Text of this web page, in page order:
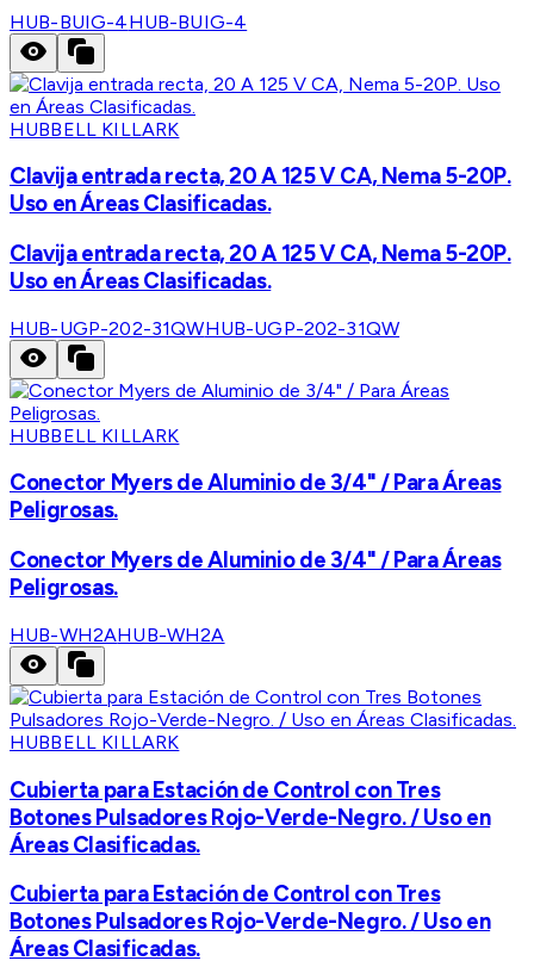
HUB-BUIG-4HUB-BUIG-4
HUBBELL KILLARK
Clavija entrada recta, 20 A 125 V CA, Nema 5-20P.
Uso en Áreas Clasificadas.
Clavija entrada recta, 20 A 125 V CA, Nema 5-20P.
Uso en Áreas Clasificadas.
HUB-UGP-202-31QWHUB-UGP-202-31QW
HUBBELL KILLARK
Conector Myers de Aluminio de 3/4" / Para Áreas
Peligrosas.
Conector Myers de Aluminio de 3/4" / Para Áreas
Peligrosas.
HUB-WH2AHUB-WH2A
HUBBELL KILLARK
Cubierta para Estación de Control con Tres
Botones Pulsadores Rojo-Verde-Negro. / Uso en
Áreas Clasificadas.
Cubierta para Estación de Control con Tres
Botones Pulsadores Rojo-Verde-Negro. / Uso en
Áreas Clasificadas.